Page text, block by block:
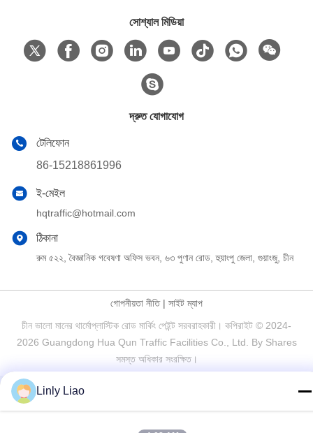
সোশ্যাল মিডিয়া
দ্রুত যোগাযোগ
টেলিফোন
86-15218861996
ই-মেইল
hqtraffic@hotmail.com
ঠিকানা
রুম ৫২২, বৈজ্ঞানিক গবেষণা অফিস ভবন, ৬৩ পুণান রোড, হুয়াংপু জেলা, গুয়াংজু, চীন
গোপনীয়তা নীতি| সাইট ম্যাপ
চীন ভালো মানের থার্মোপ্লাস্টিক রোড মার্কিং পেইন্ট সরবরাহকারী। কপিরাইট © 2024-
2026 Guangdong Hua Qun Traffic Facilities Co., Ltd. By Shares
সমস্ত অধিকার সংরক্ষিত।
Linly Liao